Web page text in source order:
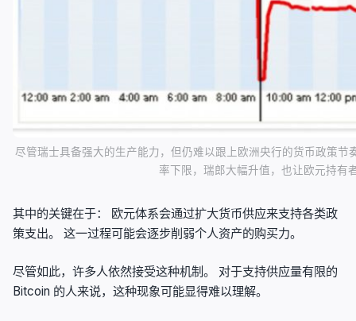
尽管瑞士具备强大的生产能力，但仍难以跟上欧洲央行的货币政策节
率下限，瑞郎大幅升值，也让欧元持有
其中的关键在于： 欧元体系会通过扩大货币供应来支持各类政
策支出。 这一过程可能会逐步削弱个人资产的购买力。
尽管如此，许多人依然接受这种机制。 对于支持供应量有限的
Bitcoin 的人来说，这种现象可能显得难以理解。